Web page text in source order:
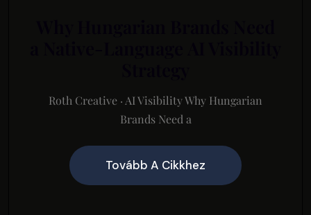
Roth Creative · AI Visibility Why Hungarian
Brands Need a
Tovább A Cikkhez